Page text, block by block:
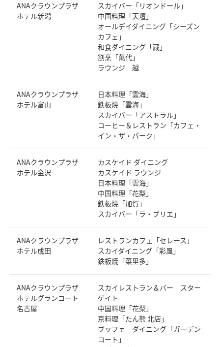
ANAクラウンプラザ
ホテル新潟
スカイバー「リオンドール」
中国料理「天壇」
オールデイダイニング「シーズン
カフェ」
和食ダイニング「蔵」
割烹「萬代」
ラウンジ 越
ANAクラウンプラザ
ホテル富山
日本料理「雲海」
鉄板焼「雲海」
スカイバー「アストラル」
コーヒー＆レストラン「カフェ・
イン・ザ・パーク」
ANAクラウンプラザ
ホテル金沢
カスケイド ダイニング
カスケイド ラウンジ
日本料理「雲海」
中国料理「花梨」
鉄板焼「加賀」
スカイバー「ラ・ブリエ」
ANAクラウンプラザ
ホテル成田
レストランカフェ「セレース」
スカイダイニング「彩風」
鉄板焼「菜里多」
ANAクラウンプラザ
ホテルグランコート
名古屋
スカイレストラン＆バー スター
ゲイト
中国料理「花梨」
京料理「たん熊 北店」
ブッフェ ダイニング「ガーデン
コート」